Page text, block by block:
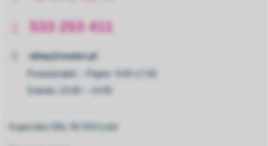
533 253 411
sklep@molarr.pl
Poniedziałek – Piątek: 9:00-17:00
Sobota: 10:00 – 14:00
Kopernika 55b, 90-553 Łódź